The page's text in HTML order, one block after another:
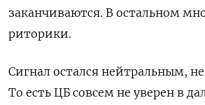
заканчиваются. В остальном
риторики.
Сигнал остался нейтральным,
То есть ЦБ совсем не уверен в